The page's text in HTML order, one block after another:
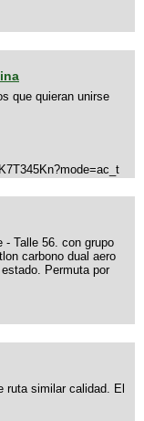
que quieran unirse
- Talle 56. con grupo
carbono dual aero
Permuta por
ruta similar calidad. El